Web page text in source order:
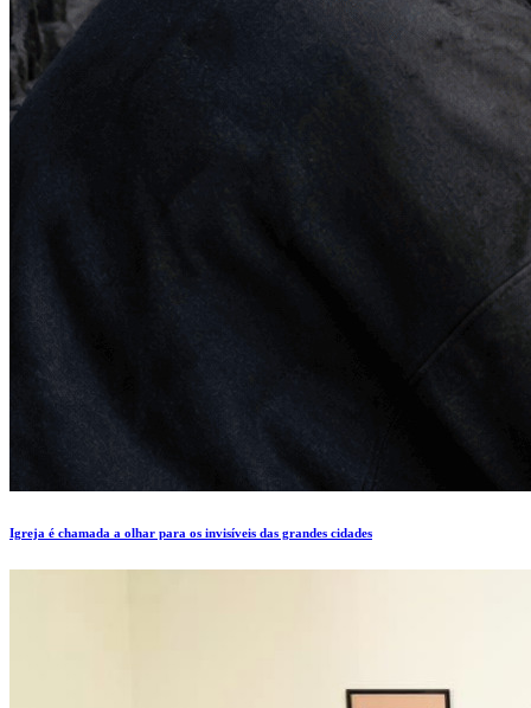
Igreja é chamada a olhar para os invisíveis das grandes cidades